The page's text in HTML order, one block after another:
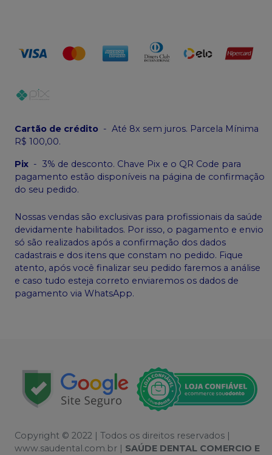
Cartão de crédito - Até 8x sem juros. Parcela Mínima
R$ 100,00.
Pix - 3% de desconto. Chave Pix e o QR Code para
pagamento estão disponíveis na página de confirmação
do seu pedido.
Nossas vendas são exclusivas para profissionais da saúde
devidamente habilitados. Por isso, o pagamento e envio
só são realizados após a confirmação dos dados
cadastrais e dos itens que constam no pedido. Fique
atento, após você finalizar seu pedido faremos a análise
e caso tudo esteja correto enviaremos os dados de
pagamento via WhatsApp.
Copyright © 2022 | Todos os direitos reservados |
www.saudental.com.br | SAÚDE DENTAL COMERCIO E